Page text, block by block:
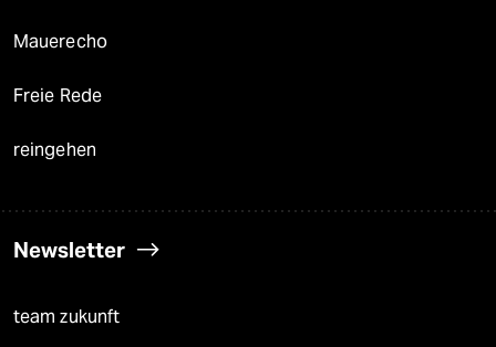
Mauerecho
Freie Rede
reingehen
Newsletter
team zukunft